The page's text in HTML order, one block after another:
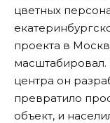
цветных
проекта в
масштабировал.
центра он
превратило
объект, и